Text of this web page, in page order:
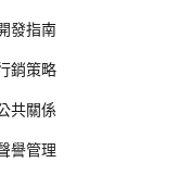
發指南
銷策略
共關係
譽管理